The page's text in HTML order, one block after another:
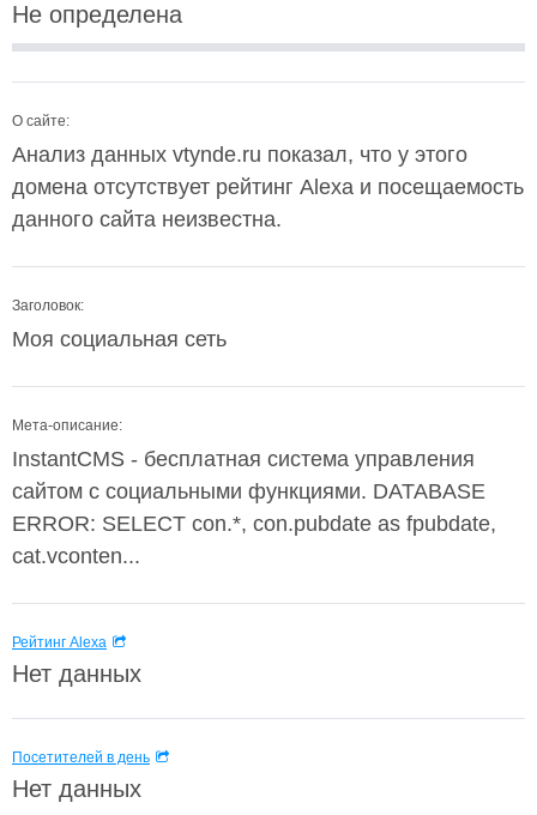
Не определена
О сайте:
Анализ данных vtynde.ru показал, что у этого
домена отсутствует рейтинг Alexa и посещаемость
данного сайта неизвестна.
Заголовок:
Моя социальная сеть
Мета-описание:
InstantCMS - бесплатная система управления
сайтом с социальными функциями. DATABASE
ERROR: SELECT con.*, con.pubdate as fpubdate,
cat.vconten...
Рейтинг Alexa
Нет данных
Посетителей в день
Нет данных